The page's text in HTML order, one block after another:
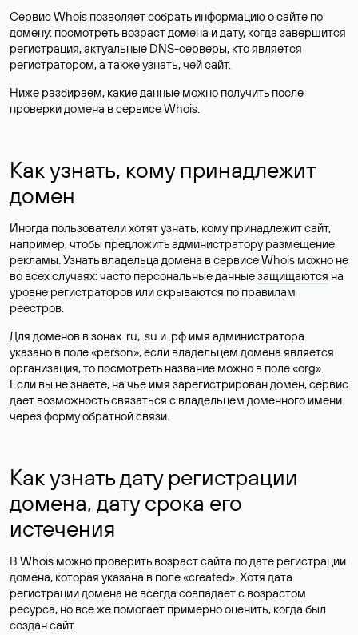
Сервис Whois позволяет собрать информацию о сайте по
домену: посмотреть возраст домена и дату, когда завершится
регистрация, актуальные DNS-серверы, кто является
регистратором, а также узнать, чей сайт.
Ниже разбираем, какие данные можно получить после
проверки домена в сервисе Whois.
Как узнать, кому принадлежит
домен
Иногда пользователи хотят узнать, кому принадлежит сайт,
например, чтобы предложить администратору размещение
рекламы. Узнать владельца домена в сервисе Whois можно не
во всех случаях: часто персональные данныезащищаются на
уровне регистраторов или скрываются по правилам
реестров.
Для доменов в зонах .ru, .su и .рф имя администратора
указано в поле «person», если владельцем домена является
организация, то посмотреть название можно в поле «org».
Если вы не знаете, на чье имя зарегистрирован домен, сервис
дает возможность связаться с владельцем доменного имени
через форму обратной связи.
Как узнать дату регистрации
домена, дату срока его
истечения
В Whois можно проверить возраст сайта по дате регистрации
домена, которая указана в поле «created». Хотя дата
регистрации домена не всегда совпадает с возрастом
ресурса, но все же помогает примерно оценить, когда был
создан сайт.